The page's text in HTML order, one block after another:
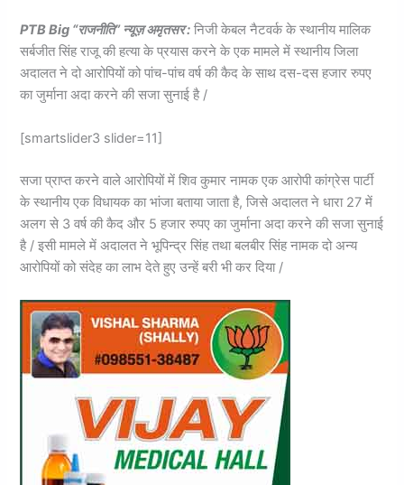
PTB Big “राजनीति” न्यूज़ अमृतसर : निजी केबल नैटवर्क के स्थानीय मालिक
सर्बजीत सिंह राजू की हत्या के प्रयास करने के एक मामले में स्थानीय जिला
अदालत ने दो आरोपियों को पांच-पांच वर्ष की कैद के साथ दस-दस हजार रुपए
का जुर्माना अदा करने की सजा सुनाई है /
[smartslider3 slider=11]
सजा प्राप्त करने वाले आरोपियों में शिव कुमार नामक एक आरोपी कांग्रेस पार्टी
के स्थानीय एक विधायक का भांजा बताया जाता है, जिसे अदालत ने धारा 27 में
अलग से 3 वर्ष की कैद और 5 हजार रुपए का जुर्माना अदा करने की सजा सुनाई
है / इसी मामले में अदालत ने भूपिन्द्र सिंह तथा बलबीर सिंह नामक दो अन्य
आरोपियों को संदेह का लाभ देते हुए उन्हें बरी भी कर दिया /